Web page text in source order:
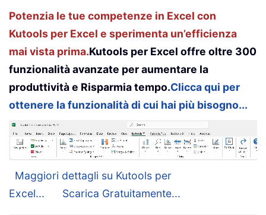
Potenzia le tue competenze in Excel con
Kutools per Excel e sperimenta un’efficienza
mai vista prima.Kutools per Excel offre oltre 300
funzionalità avanzate per aumentare la
produttività e Risparmia tempo.Clicca qui per
ottenere la funzionalità di cui hai più bisogno...
Maggiori dettagli su Kutools per
Excel...
Scarica Gratuitamente...